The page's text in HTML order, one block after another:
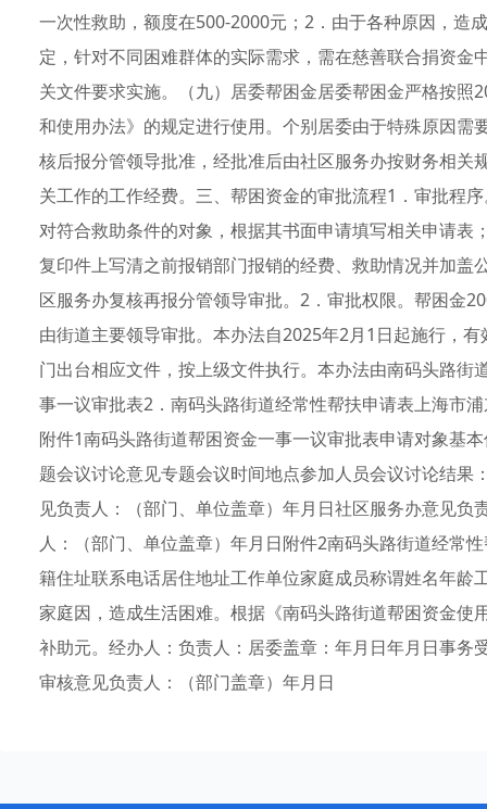
一次性救助，额度在500-2000元；2．由于各种原因，造
定，针对不同困难群体的实际需求，需在慈善联合捐资
关文件要求实施。（九）居委帮困金居委帮困金严格按
和使用办法》的规定进行使用。个别居委由于特殊原因
核后报分管领导批准，经批准后由社区服务办按财务相
关工作的工作经费。三、帮困资金的审批流程1．审批程
对符合救助条件的对象，根据其书面申请填写相关申请
复印件上写清之前报销部门报销的经费、救助情况并加
区服务办复核再报分管领导审批。2．审批权限。帮困金
由街道主要领导审批。本办法自2025年2月1日起施行，
门出台相应文件，按上级文件执行。本办法由南码头路
事一议审批表2．南码头路街道经常性帮扶申请表上海市
附件1南码头路街道帮困资金一事一议审批表申请对象基
题会议讨论意见专题会议时间地点参加人员会议讨论结
见负责人：（部门、单位盖章）年月日社区服务办意见
人：（部门、单位盖章）年月日附件2南码头路街道经常
籍住址联系电话居住地址工作单位家庭成员称谓姓名年
家庭因，造成生活困难。根据《南码头路街道帮困资金
补助元。经办人：负责人：居委盖章：年月日年月日事
审核意见负责人：（部门盖章）年月日